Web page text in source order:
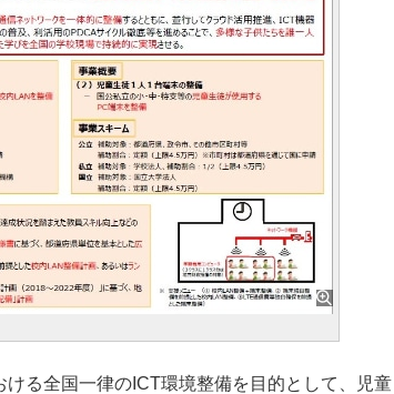
る全国一律のICT環境整備を目的として、児童